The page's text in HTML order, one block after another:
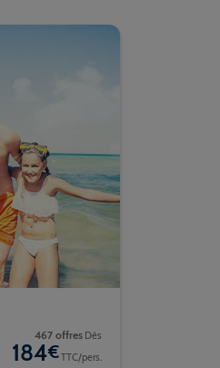
467 offres Dès
184€TTC/pers.